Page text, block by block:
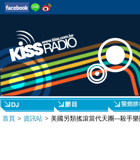
首頁 > 資訊站 > 美國另類搖滾當代天團---殺手